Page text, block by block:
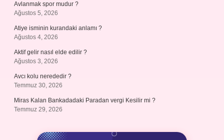
Avlanmak spor mudur ?
Ağustos 5, 2026
Atiye isminin kurandaki anlamı ?
Ağustos 4, 2026
Aktif gelir nasıl elde edilir ?
Ağustos 3, 2026
Avcı kolu nerededir ?
Temmuz 30, 2026
Miras Kalan Bankadadaki Paradan vergi Kesilir mi ?
Temmuz 29, 2026